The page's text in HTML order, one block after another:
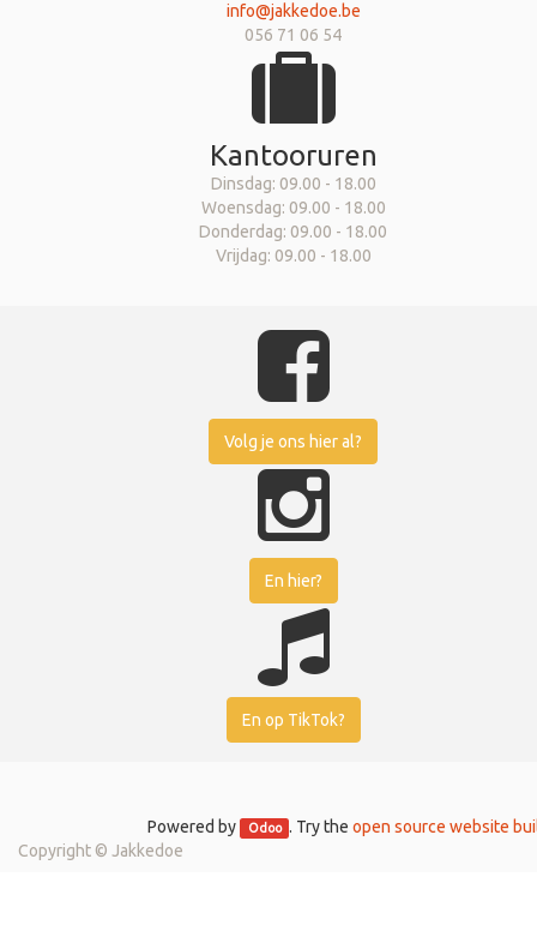
info@jakkedoe.be
056 71 06 54
Kantooruren
Dinsdag: 09.00 - 18.00
Woensdag: 09.00 - 18.00
Donderdag: 09.00 - 18.00
Vrijdag: 09.00 - 18.00
Volg je ons hier al?
En hier?
En op TikTok?
Powered by Odoo . Try the open source website
Copyright © Jakkedoe